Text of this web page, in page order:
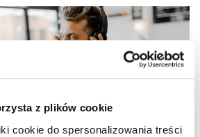
z plików cookie
cookie do spersonalizowania treści